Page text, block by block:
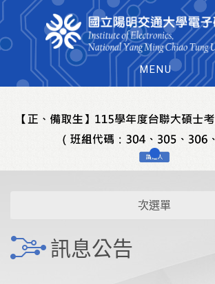
MENU
次選單
訊息公告